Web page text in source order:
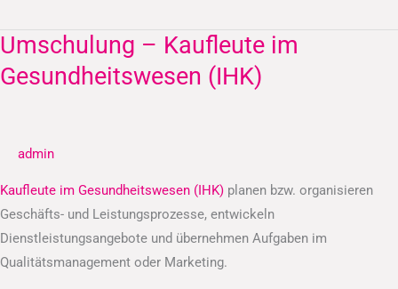
Umschulung – Kaufleute im
Gesundheitswesen (IHK)
admin
Kaufleute im Gesundheitswesen (IHK) planen bzw. organisieren
Geschäfts- und Leistungsprozesse, entwickeln
Dienstleistungsangebote und übernehmen Aufgaben im
Qualitätsmanagement oder Marketing.
Umschulung
–
Kaufleute
(IHK)